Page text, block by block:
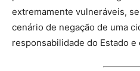
extremamente vulneráveis,
cenário de negação de uma
responsabilidade do Estado